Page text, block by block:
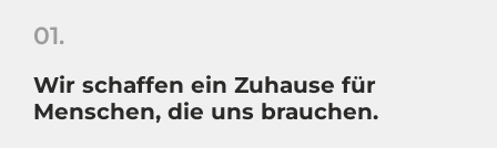
01.
Wir schaffen ein Zuhause für
Menschen, die uns brauchen.